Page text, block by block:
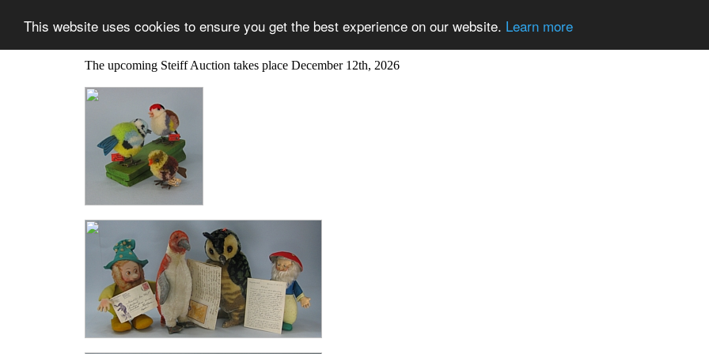
This website uses cookies to ensure you get the best experience on our website. Learn more
The upcoming Steiff Auction takes place December 12th, 2026